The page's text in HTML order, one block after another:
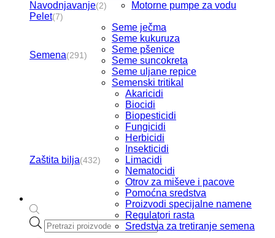
Products
search
Navodnjavanje(2)
Motorne pumpe za vodu
Pelet(7)
Semena(291)
Seme ječma
Seme kukuruza
Seme pšenice
Seme suncokreta
Seme uljane repice
Semenski tritikal
Zaštita bilja(432)
Akaricidi
Biocidi
Biopesticidi
Fungicidi
Herbicidi
Insekticidi
Limacidi
Nematocidi
Otrov za miševe i pacove
Pomoćna sredstva
Proizvodi specijalne namene
Regulatori rasta
Sredstva za tretiranje semena